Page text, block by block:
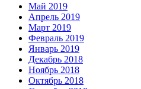
Май 2019
Апрель 2019
Март 2019
Февраль 2019
Январь 2019
Декабрь 2018
Ноябрь 2018
Октябрь 2018